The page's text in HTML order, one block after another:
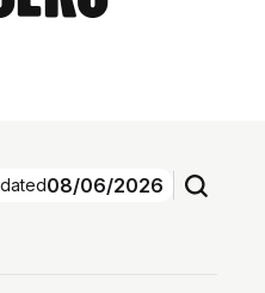
08/06/2026